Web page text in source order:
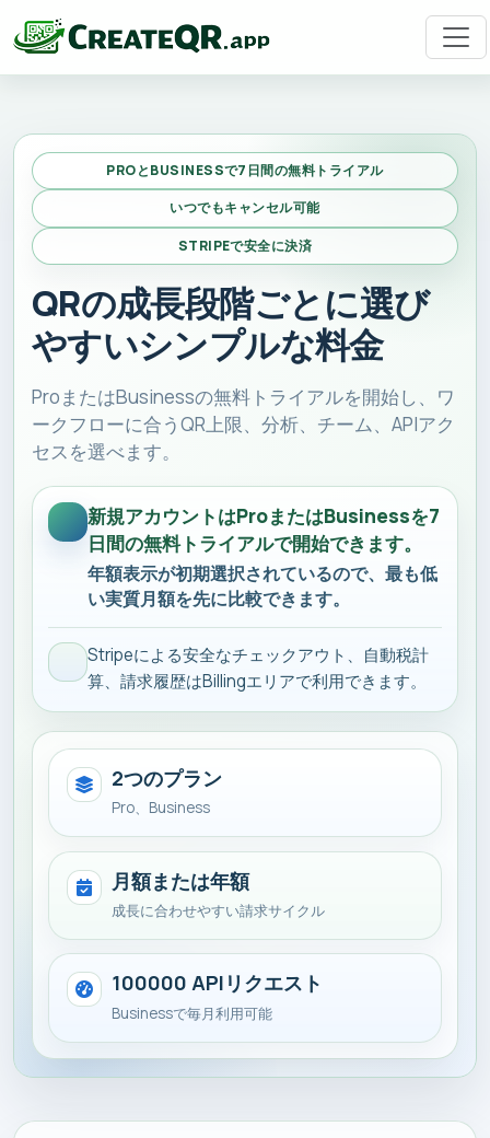
PROとBUSINESSで7日間の無料トライアル
いつでもキャンセル可能
STRIPEで安全に決済
QRの成長段階ごとに選び
やすいシンプルな料金
ProまたはBusinessの無料トライアルを開始し、ワ
ークフローに合うQR上限、分析、チーム、APIアク
セスを選べます。
新規アカウントはProまたはBusinessを7
日間の無料トライアルで開始できます。
年額表示が初期選択されているので、最も低
い実質月額を先に比較できます。
Stripeによる安全なチェックアウト、自動税計
算、請求履歴はBillingエリアで利用できます。
2つのプラン
Pro、Business
月額または年額
成長に合わせやすい請求サイクル
100000 APIリクエスト
Businessで毎月利用可能